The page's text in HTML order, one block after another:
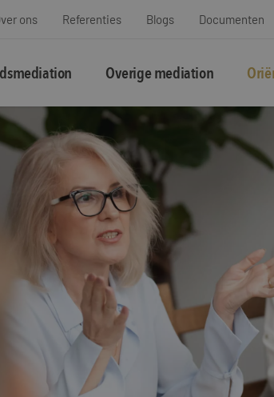
ons Referenties Blogs Documenten
Overige mediation